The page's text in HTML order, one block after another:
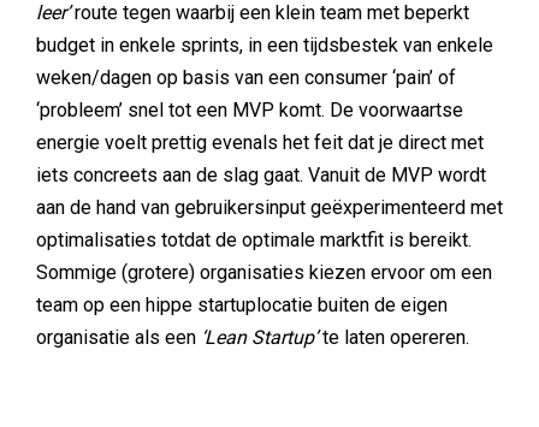
leer’route tegen waarbij een klein team met beperkt
budget in enkele sprints, in een tijdsbestek van enkele
weken/dagen op basis van een consumer ‘pain’ of
‘probleem’ snel tot een MVP komt. De voorwaartse
energie voelt prettig evenals het feit dat je direct met
iets concreets aan de slag gaat. Vanuit de MVP wordt
aan de hand van gebruikersinput geëxperimenteerd met
optimalisaties totdat de optimale marktfit is bereikt.
Sommige (grotere) organisaties kiezen ervoor om een
team op een hippe startuplocatie buiten de eigen
organisatie als een ‘Lean Startup’te laten opereren.